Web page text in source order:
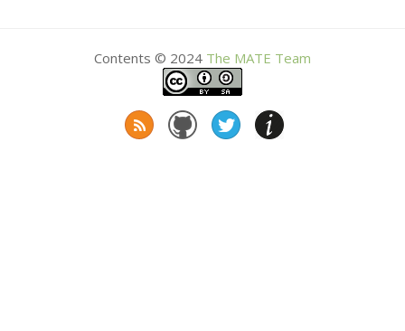
Contents © 2024 The MATE Team